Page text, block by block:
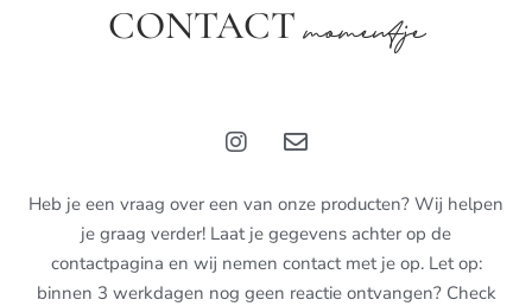
CONTACTmomentje
Heb je een vraag over een van onze producten? Wij helpen
je graag verder! Laat je gegevens achter op de
contactpagina en wij nemen contact met je op. Let op:
binnen 3 werkdagen nog geen reactie ontvangen? Check